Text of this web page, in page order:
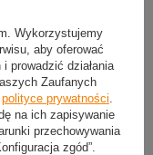
Wykorzystujemy
aby oferować
prowadzić działania
Zaufanych
polityce prywatności
na ich zapisywanie
przechowywania
zgód”.